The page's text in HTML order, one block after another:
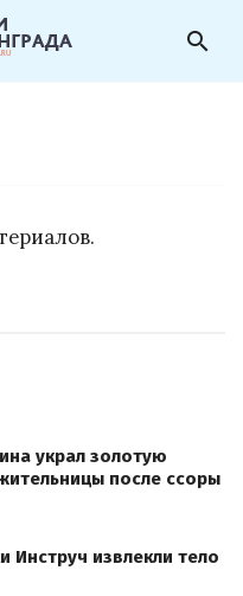
search
украл золотую
после ссоры
Инструч извлекли тело